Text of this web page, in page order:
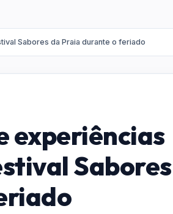
Sabores da Praia durante o feriado
experiências
Sabores